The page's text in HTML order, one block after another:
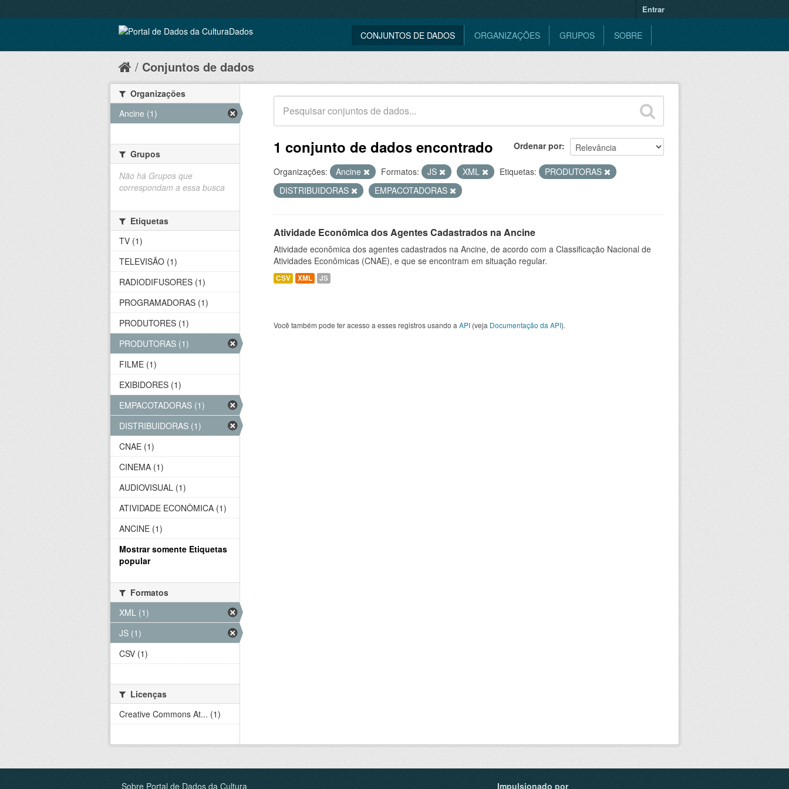
Entrar
CONJUNTOS DE DADOS ORGANIZAÇÕES GRUPOS SOBRE
Conjuntos de dados
Ordenar por
1 conjunto de dados encontrado
Organizações: Ancine Formatos: JS XML Etiquetas:
PRODUTORAS
DISTRIBUIDORAS
EMPACOTADORAS
Atividade Econômica dos Agentes Cadastrados na Ancine
Atividade econômica dos agentes cadastrados na Ancine, de acordo com a Classificação Nacional de
Atividades Econômicas (CNAE), e que se encontram em situação regular.
CSV XML JS
Você também pode ter acesso a esses registros usando a API (veja Documentação da API).
Organizações
Ancine (1)
Grupos
Não há Grupos que
correspondam a essa busca
Etiquetas
TV (1)
TELEVISÃO (1)
RADIODIFUSORES (1)
PROGRAMADORAS (1)
PRODUTORES (1)
PRODUTORAS (1)
FILME (1)
EXIBIDORES (1)
EMPACOTADORAS (1)
DISTRIBUIDORAS (1)
CNAE (1)
CINEMA (1)
AUDIOVISUAL (1)
ATIVIDADE ECONÔMICA (1)
ANCINE (1)
Mostrar somente Etiquetas
popular
Formatos
XML (1)
JS (1)
CSV (1)
Licenças
Creative Commons At... (1)
Sobre Portal de Dados da Cultura Impulsionado por